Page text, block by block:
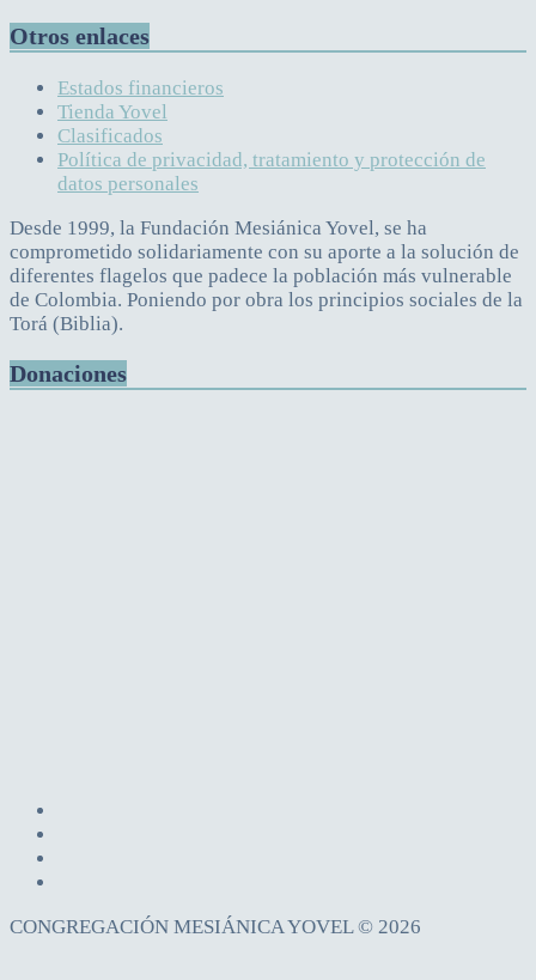
Otros enlaces
Estados financieros
Tienda Yovel
Clasificados
Política de privacidad, tratamiento y protección de
datos personales
Desde 1999, la Fundación Mesiánica Yovel, se ha
comprometido solidariamente con su aporte a la solución de
diferentes flagelos que padece la población más vulnerable
de Colombia. Poniendo por obra los principios sociales de la
Torá (Biblia).
Donaciones
CONGREGACIÓN MESIÁNICA YOVEL © 2026